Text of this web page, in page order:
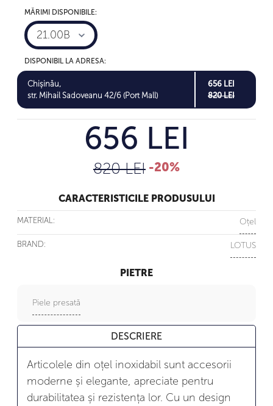
MĂRIMI DISPONIBILE:
21.00B
DISPONIBIL LA ADRESA:
Chișinău,
str. Mihail Sadoveanu 42/6 (Port Mall)
656 LEI
820 LEI
656 LEI
820 LEI -20%
CARACTERISTICILE PRODUSULUI
MATERIAL: Oțel
BRAND: LOTUS
PIETRE
Piele presată
DESCRIERE
Articolele din oțel inoxidabil sunt accesorii
moderne și elegante, apreciate pentru
durabilitatea și rezistența lor. Cu un design